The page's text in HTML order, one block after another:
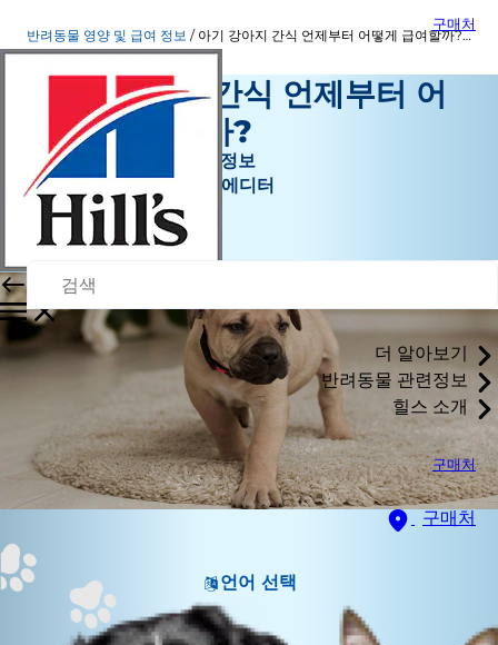
구매처
더 알아보기
반려동물 관련정보
힐스 소개
구매처
구매처
언어 선택
반려동물 영양 및 급여 정보 아기 강아지 간식 언제부터 어떻게 급여할까? | 힐스펫
아기 강아지 간식 언제부터 어
떻게 급여할까?
반려동물 영양 및 급여 정보
효니 | 반려동물 콘텐츠 에디터
2026년 6월 22일